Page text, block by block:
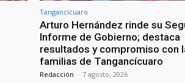
Tangancícuaro
Arturo Hernández rinde su
Informe de Gobierno; destaca
resultados y compromiso con
familias de Tangancícuaro
Redacción - 7 agosto, 2026